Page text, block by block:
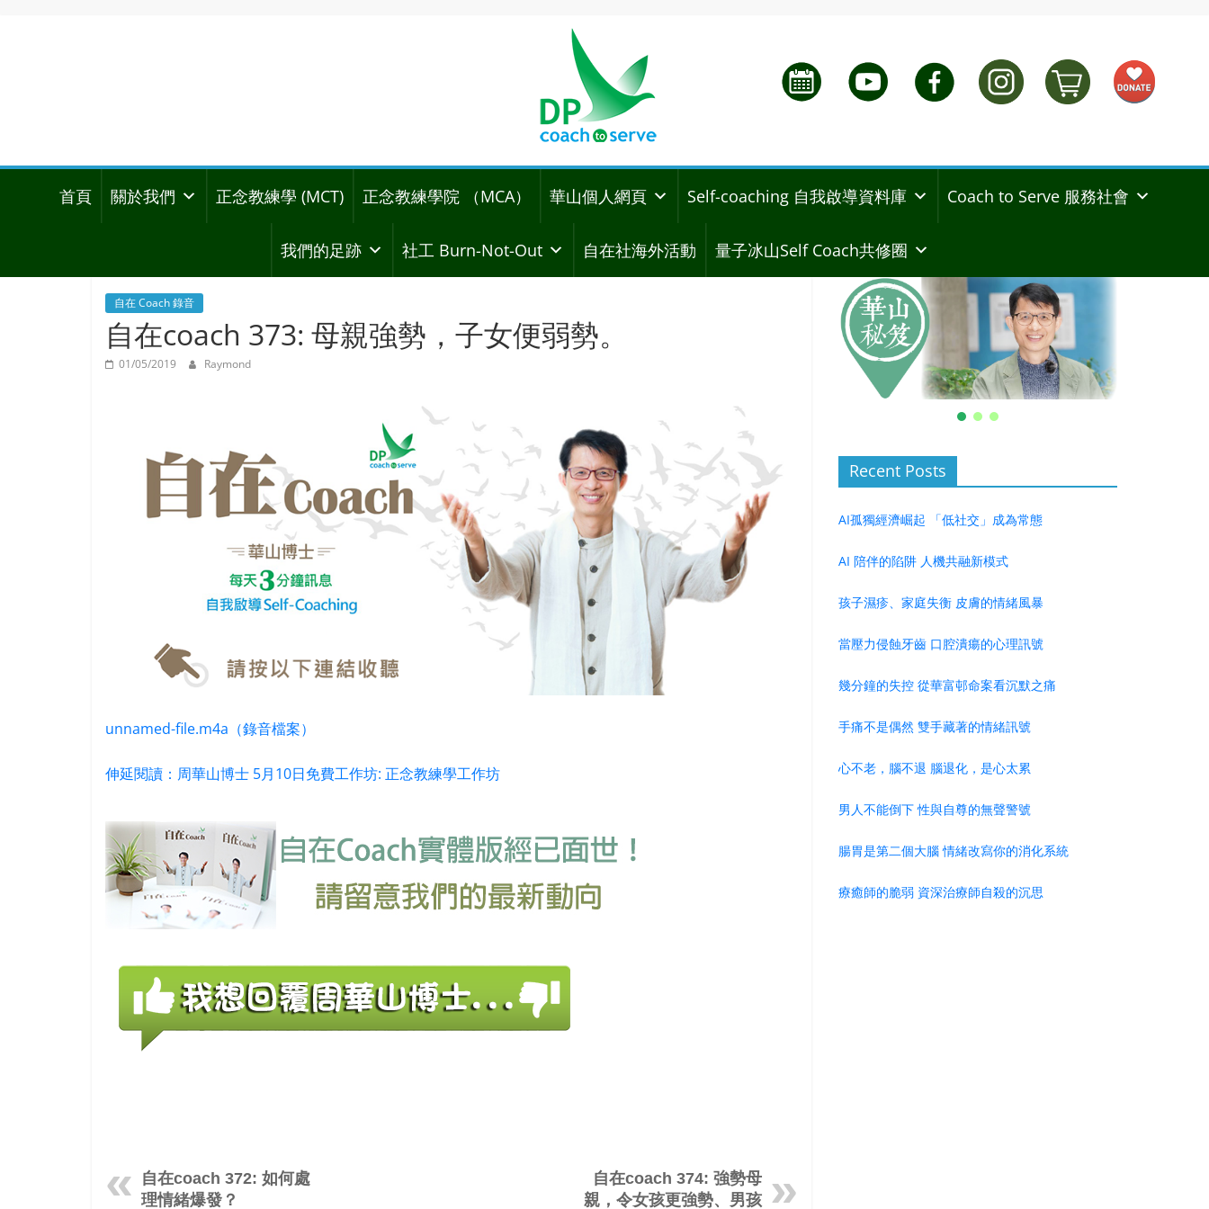
首頁 關於我們 正念教練學 (MCT) 正念教練學院 （MCA） 華山個人網頁 Self-coaching 自我啟導資料庫 Coach to Serve 服務社會
我們的足跡 社工 Burn-Not-Out 自在社海外活動 量子冰山Self Coach共修圈
自在 Coach 錄音
自在coach 373: 母親強勢，子女便弱勢。
01/05/2019 Raymond
unnamed-file.m4a（錄音檔案）
伸延閱讀：周華山博士 5月10日免費工作坊: 正念教練學工作坊
自在coach 372: 如何處
理情緒爆發？
自在coach 374: 強勢母
親，令女孩更強勢、男孩
Recent Posts
AI孤獨經濟崛起 「低社交」成為常態
AI 陪伴的陷阱 人機共融新模式
孩子濕疹、家庭失衡 皮膚的情緒風暴
當壓力侵蝕牙齒 口腔潰瘍的心理訊號
幾分鐘的失控 從華富邨命案看沉默之痛
手痛不是偶然 雙手藏著的情緒訊號
心不老，腦不退 腦退化，是心太累
男人不能倒下 性與自尊的無聲警號
腸胃是第二個大腦 情緒改寫你的消化系統
療癒師的脆弱 資深治療師自殺的沉思